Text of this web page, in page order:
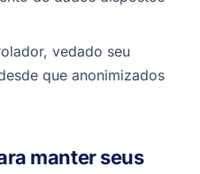
vedado seu
que anonimizados
manter seus